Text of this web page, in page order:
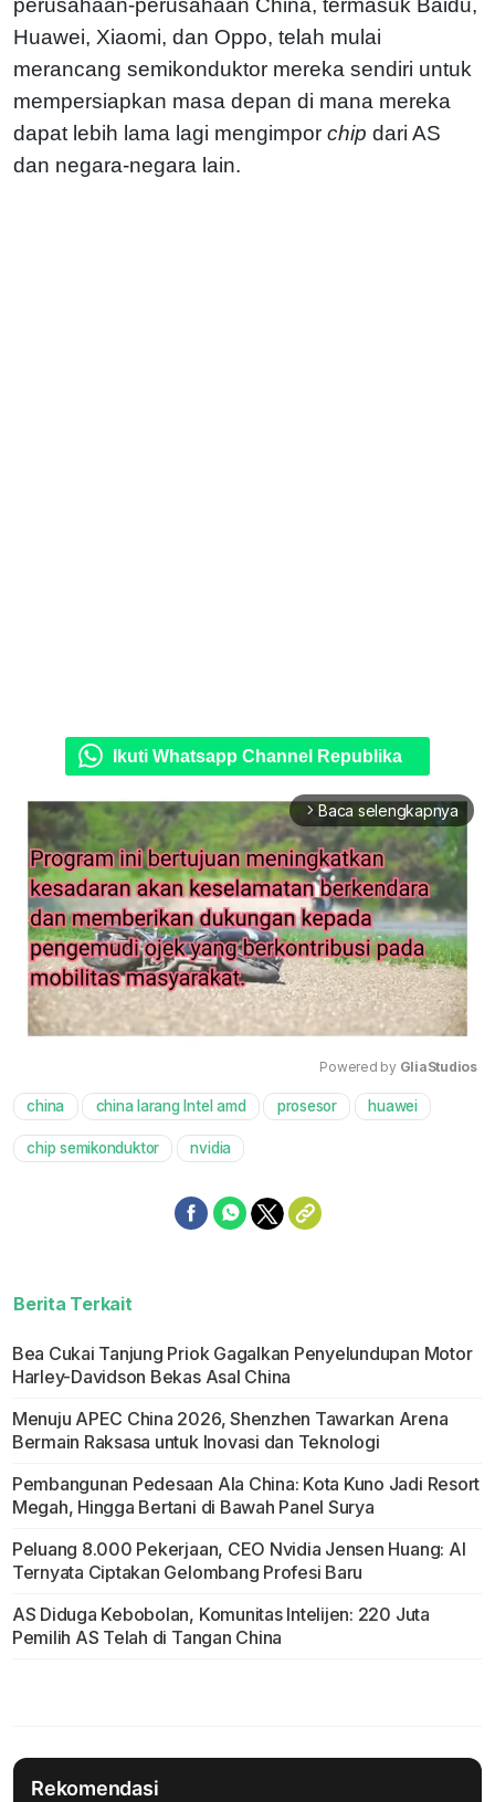
perusahaan-perusahaan China, termasuk Baidu,
Huawei, Xiaomi, dan Oppo, telah mulai
merancang semikonduktor mereka sendiri untuk
mempersiapkan masa depan di mana mereka
dapat lebih lama lagi mengimpor chip dari AS
dan negara-negara lain.
Ikuti Whatsapp Channel Republika
arrow_forward_ios Baca selengkapnya
Mute
Powered by GliaStudios
china china larang Intel amd prosesor huawei
chip semikonduktor nvidia
Berita Terkait
Bea Cukai Tanjung Priok Gagalkan Penyelundupan Motor
Harley-Davidson Bekas Asal China
Menuju APEC China 2026, Shenzhen Tawarkan Arena
Bermain Raksasa untuk Inovasi dan Teknologi
Pembangunan Pedesaan Ala China: Kota Kuno Jadi Resort
Megah, Hingga Bertani di Bawah Panel Surya
Peluang 8.000 Pekerjaan, CEO Nvidia Jensen Huang: AI
Ternyata Ciptakan Gelombang Profesi Baru
AS Diduga Kebobolan, Komunitas Intelijen: 220 Juta
Pemilih AS Telah di Tangan China
Rekomendasi